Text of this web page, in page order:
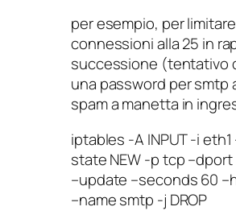
per esempio, per
connessioni alla 25 in
successione (tentativo
una password per smtp
spam a manetta in
iptables -A INPUT -i
state NEW -p tcp
–update –seconds 60
–name smtp -j DROP